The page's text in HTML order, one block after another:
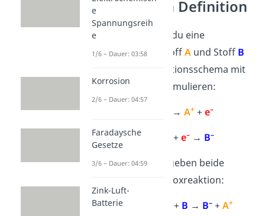
Redoxreaktion Definition
In der Chemie kannst du eine
Redoxreaktion von StoffAund Stoff B
nach folgendem Reaktionsschema mit
den Teilreaktionen formulieren:
→A+ +e–
Reduktion: + e–→ B–
Zusammengefasst ergeben beide
Teilreaktionen die Redoxreaktion:
Redoxreaktion:
+ B → B– +A+
e
Spannungsreih
e
1/6 – Dauer: 03:58
Korrosion
2/6 – Dauer: 04:57
Faradaysche
Gesetze
3/6 – Dauer: 04:59
Zink-Luft-
Batterie